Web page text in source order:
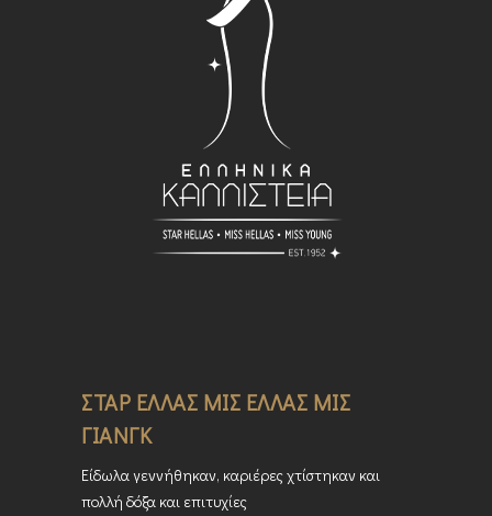
ΣΤΑΡ ΕΛΛΑΣ ΜΙΣ ΕΛΛΑΣ ΜΙΣ
ΓΙΑΝΓΚ
Είδωλα γεννήθηκαν, καριέρες χτίστηκαν και
πολλή δόξα και επιτυχίες